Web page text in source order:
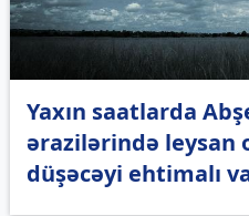
Yaxın saatlarda
ərazilərində leysan
düşəcəyi ehtimalı